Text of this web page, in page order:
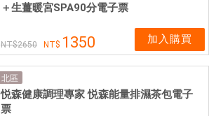
＋生薑暖宮SPA90分電子票
2650 1350 加入購買
北區
悦森健康調理專家 悦森能量排濕茶包電子
票